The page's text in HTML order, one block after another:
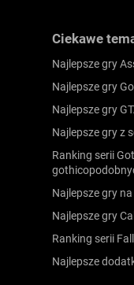
Ciekawe
Najlepsze gry
Najlepsze gry
Najlepsze gry
Najlepsze gry z
Ranking serii
Najlepsze gry
Najlepsze gry
Ranking serii
Najlepsze